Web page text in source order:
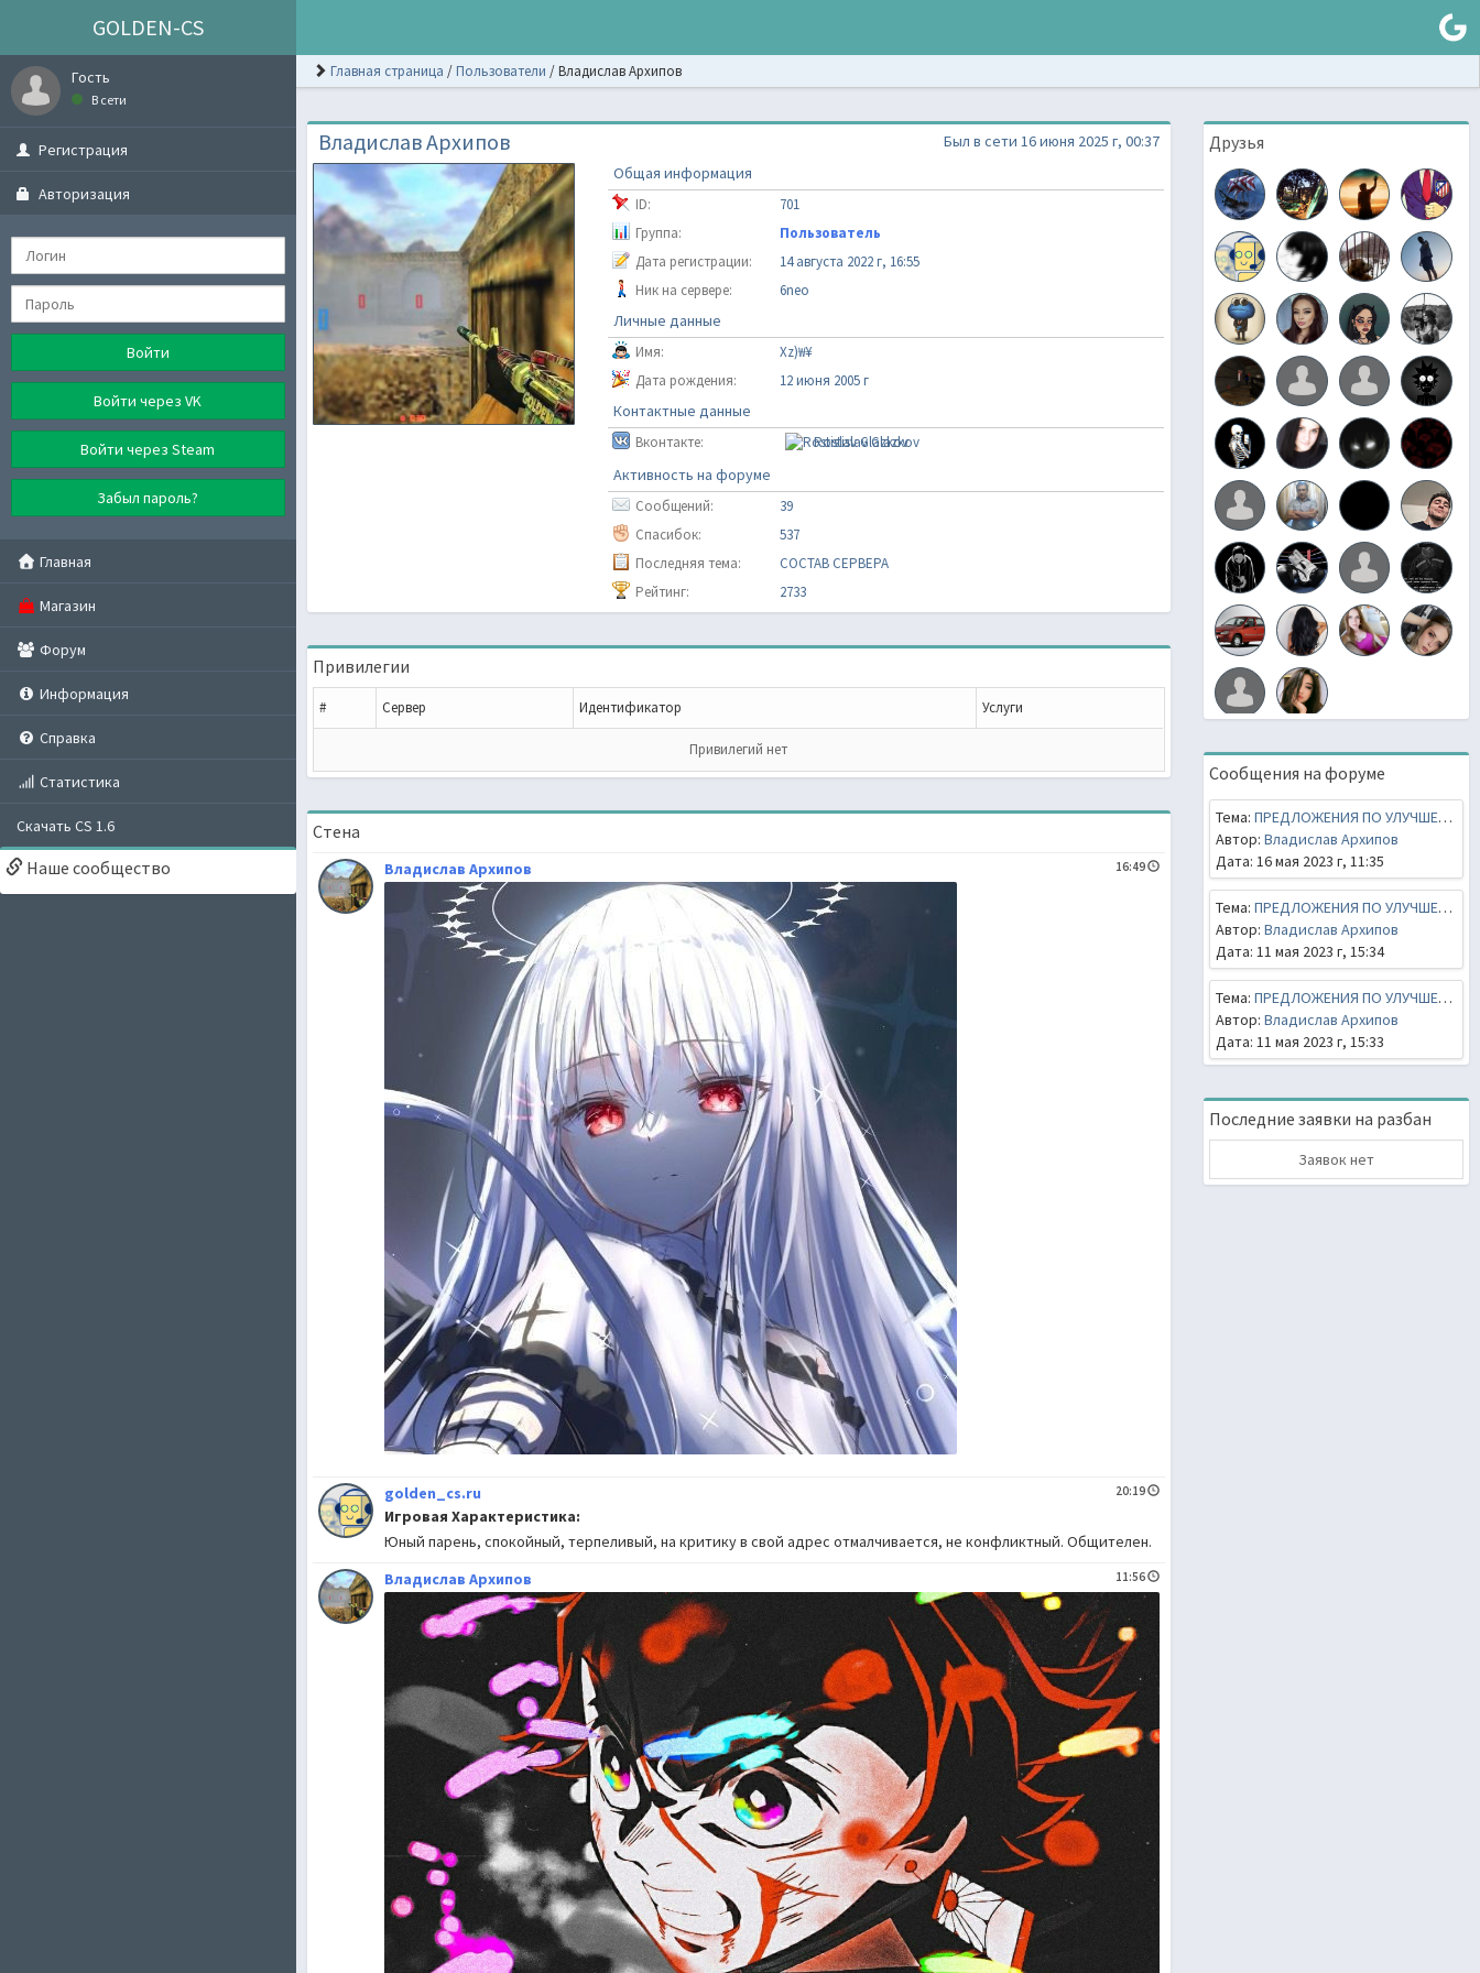
GOLDEN-CS
Гость
В сети
Регистрация
Авторизация
Войти
Войти через VK
Войти через Steam
Забыл пароль?
Главная
Магазин
Форум
Информация
Справка
Статистика
Скачать CS 1.6
Наше сообщество
Главная страница / Пользователи /Владислав Архипов
Владислав Архипов
Был в сети 16 июня 2025 г, 00:37
Общая информация
ID:
701
Группа:
Пользователь
Дата регистрации:
14 августа 2022 г, 16:55
Ник на сервере:
6neo
Личные данные
Имя:
Xz)₩¥
Дата рождения:
12 июня 2005 г
Контактные данные
Вконтакте: Rostislav Glazkov
Активность на форуме
Сообщений:
39
Спасибок:
537
Последняя тема:
СОСТАВ СЕРВЕРА
Рейтинг:
2733
Привилегии
# Сервер Идентификатор Услуги
Привилегий нет
Стена
Владислав Архипов 16:49
golden_cs.ru 20:19
Игровая Характеристика:
Юный парень, спокойный, терпеливый, на критику в свой адрес отмалчивается, не конфликтный. Общителен.
Владислав Архипов
11:56
Друзья
Сообщения на форуме
Тема: ПРЕДЛОЖЕНИЯ ПО УЛУЧШЕНИЮ СЕРВЕРА
Автор: Владислав Архипов
Дата: 16 мая 2023 г, 11:35
Тема: ПРЕДЛОЖЕНИЯ ПО УЛУЧШЕНИЮ СЕРВЕРА
Автор: Владислав Архипов
Дата: 11 мая 2023 г, 15:34
Тема: ПРЕДЛОЖЕНИЯ ПО УЛУЧШЕНИЮ СЕРВЕРА
Автор: Владислав Архипов
Дата: 11 мая 2023 г, 15:33
Последние заявки на разбан
Заявок нет